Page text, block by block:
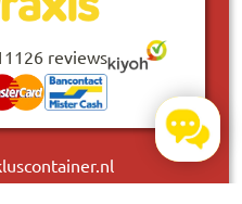
reviews
Privacy policy